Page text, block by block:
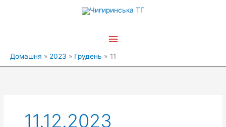
Головне
Домашня 2023 Грудень 11
11.12.2023